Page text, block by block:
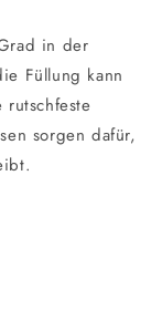
in der
Füllung kann
sorgen dafür,